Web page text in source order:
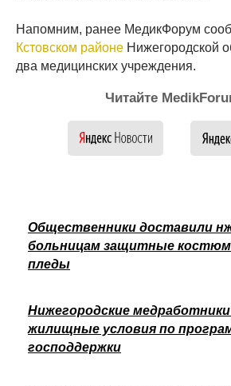
Напомним, ранее МедикФорум
Кстовском районе Нижегородской
два медицинских учреждения.
Читайте
Общественники доставили
больницам защитные
пледы
Нижегородские
жилищные условия по
господдержки